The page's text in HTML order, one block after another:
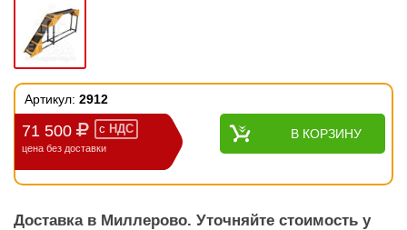
Артикул: 2912
71 500 с НДС
цена без доставки
В КОРЗИНУ
Доставка в Миллерово. Уточняйте стоимость у